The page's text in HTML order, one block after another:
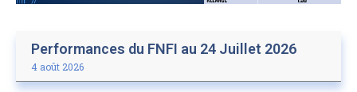
Performances du FNFI au 24 Juillet 2026
4 août 2026